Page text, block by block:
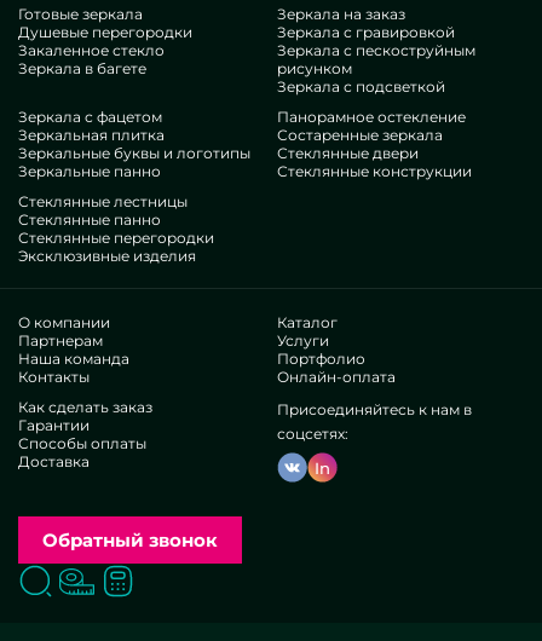
Готовые зеркала
Душевые перегородки
Закаленное стекло
Зеркала в багете
Зеркала на заказ
Зеркала с гравировкой
Зеркала с пескоструйным
рисунком
Зеркала с подсветкой
Зеркала с фацетом
Зеркальная плитка
Зеркальные буквы и логотипы
Зеркальные панно
Панорамное остекление
Состаренные зеркала
Стеклянные двери
Стеклянные конструкции
Стеклянные лестницы
Стеклянные панно
Стеклянные перегородки
Эксклюзивные изделия
О компании
Партнерам
Наша команда
Контакты
Каталог
Услуги
Портфолио
Онлайн-оплата
Как сделать заказ
Гарантии
Способы оплаты
Доставка
Присоединяйтесь к нам в
соцсетях:
In
Обратный звонок
ПоискВызвать замерщика